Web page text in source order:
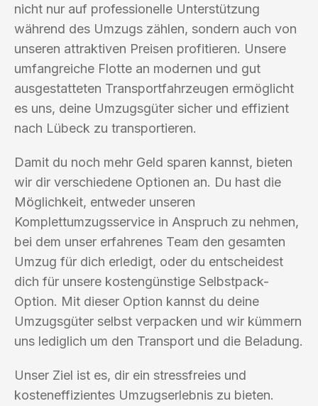
nicht nur auf professionelle Unterstützung
während des Umzugs zählen, sondern auch von
unseren attraktiven Preisen profitieren. Unsere
umfangreiche Flotte an modernen und gut
ausgestatteten Transportfahrzeugen ermöglicht
es uns, deine Umzugsgüter sicher und effizient
nach Lübeck zu transportieren.
Damit du noch mehr Geld sparen kannst, bieten
wir dir verschiedene Optionen an. Du hast die
Möglichkeit, entweder unseren
Komplettumzugsservice in Anspruch zu nehmen,
bei dem unser erfahrenes Team den gesamten
Umzug für dich erledigt, oder du entscheidest
dich für unsere kostengünstige Selbstpack-
Option. Mit dieser Option kannst du deine
Umzugsgüter selbst verpacken und wir kümmern
uns lediglich um den Transport und die Beladung.
Unser Ziel ist es, dir ein stressfreies und
kosteneffizientes Umzugserlebnis zu bieten.